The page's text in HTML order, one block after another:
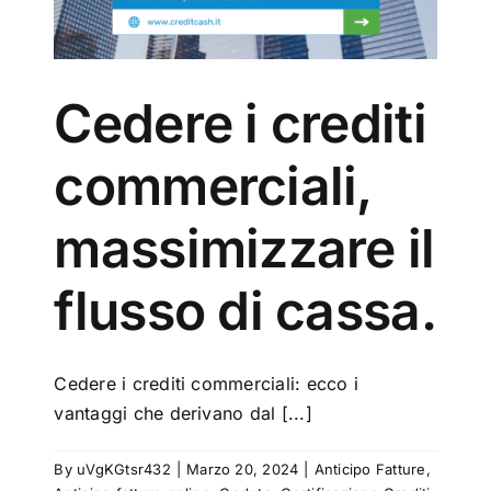
Cedere i crediti
commerciali,
massimizzare il
flusso di cassa.
Cedere i crediti commerciali: ecco i
vantaggi che derivano dal [...]
By uVgKGtsr432 Marzo 20, 2024 Anticipo Fatture,